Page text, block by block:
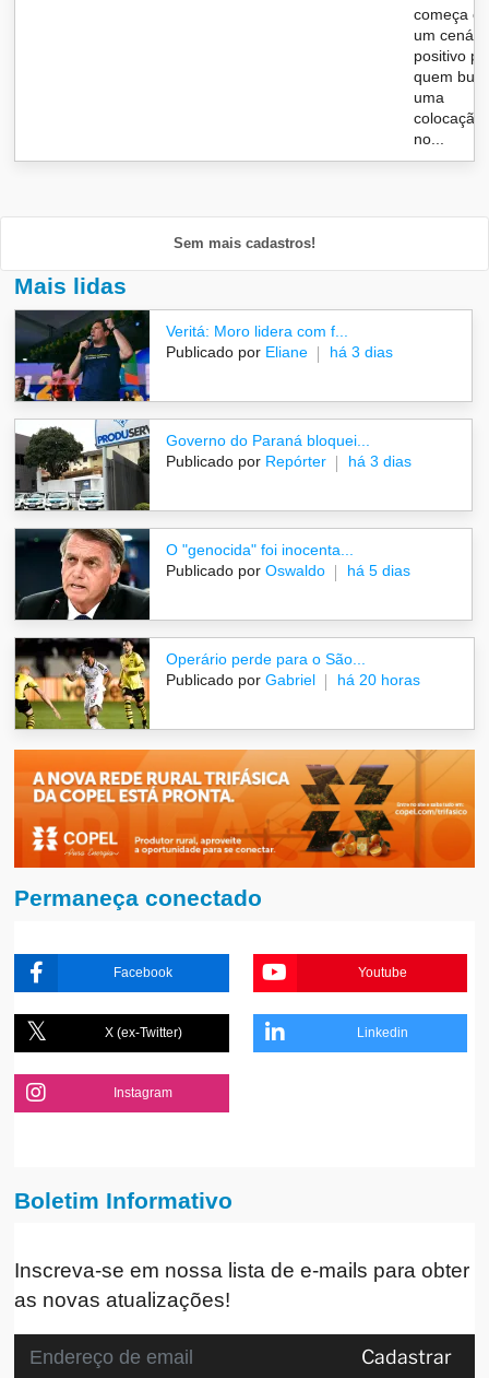
começa
um
positivo
quem
uma
colocação
no...
Sem mais cadastros!
Mais lidas
Veritá: Moro lidera com f...
Publicado por Eliane há 3 dias
Governo do Paraná bloquei...
Publicado por Repórter há 3 dias
O "genocida" foi inocenta...
Publicado por Oswaldo há 5 dias
Operário perde para o São...
Publicado por Gabriel há 20 horas
Permaneça conectado
Facebook Youtube
X (ex-Twitter) Linkedin
Instagram
Boletim Informativo
Inscreva-se em nossa lista de e-mails para obter
as novas atualizações!
Cadastrar